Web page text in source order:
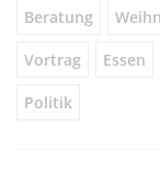
Beratung
Vortrag Essen
Politik